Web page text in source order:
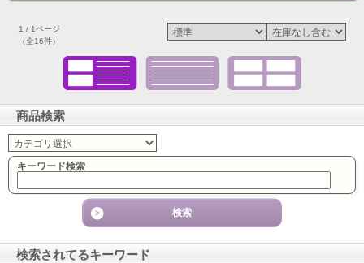
1 / 1ページ
（全16件）
商品検索
キーワード検索
検索されてるキーワード